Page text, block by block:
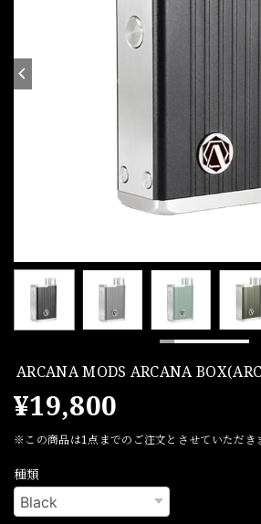
ARCANA MODS ARCANA
¥19,800
※この商品は1点までのご注文とさせていただき
種類